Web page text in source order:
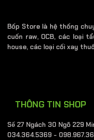
Bốp Store là hệ thống
cuốn raw, OCB, các loại
house, các loại cối xay
THÔNG TIN SHOP
Số 27 Ngách 30 Ngõ 229
034.364.5369 -